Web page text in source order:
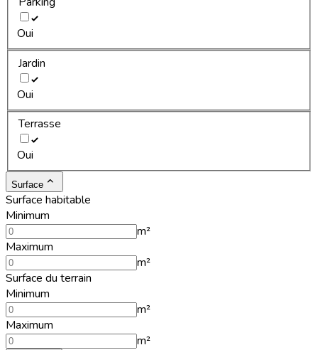
Oui
Jardin
Oui
Terrasse
Oui
Surface
Surface habitable
Minimum
m²
Maximum
m²
Surface du terrain
Minimum
m²
Maximum
m²